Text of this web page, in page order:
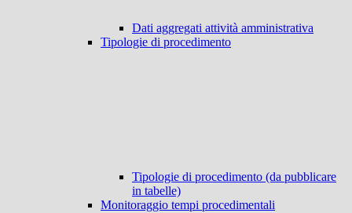
Dati aggregati attività amministrativa
Tipologie di procedimento
Tipologie di procedimento (da pubblicare
in tabelle)
Monitoraggio tempi procedimentali